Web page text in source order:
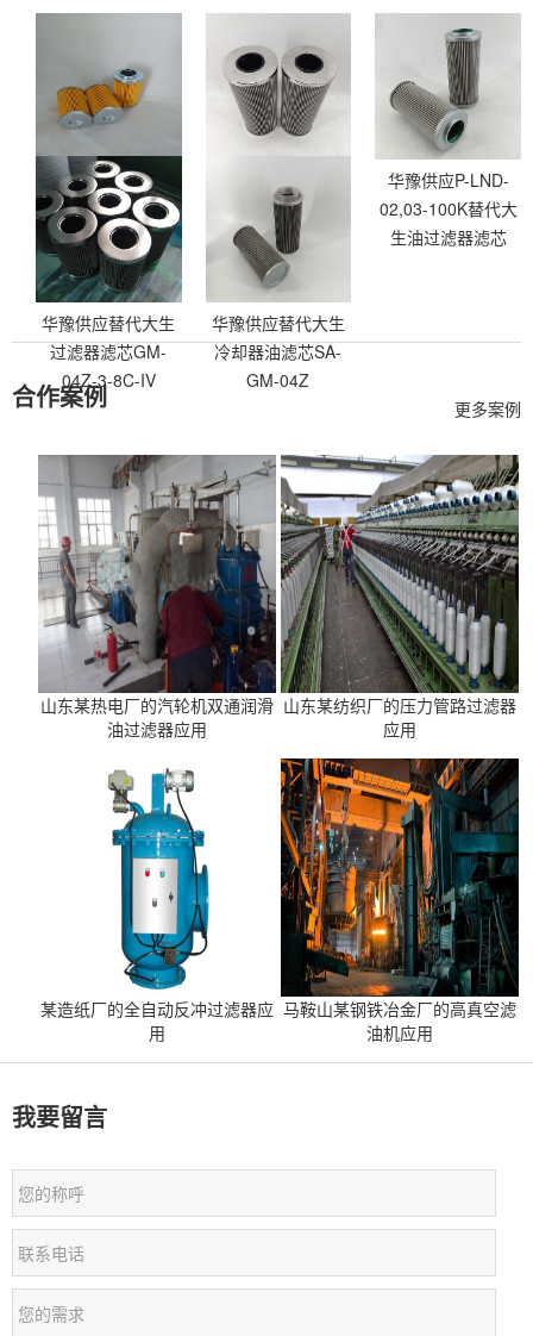
华豫供应SP-UL-
06A,08A替代大生
高压油滤芯
线路过滤器滤芯TL-
100-20UW-EV
华豫供应P-LND-
02,03-100K替代大
生油过滤器滤芯
华豫供应替代大生
过滤器滤芯GM-
04Z-3-8C-IV
华豫供应替代大生
冷却器油滤芯SA-
GM-04Z
更多案例
合作案例
山东某热电厂的汽轮机双通润滑
油过滤器应用
山东某纺织厂的压力管路过滤器
应用
某造纸厂的全自动反冲过滤器应
用
马鞍山某钢铁冶金厂的高真空滤
油机应用
我要留言